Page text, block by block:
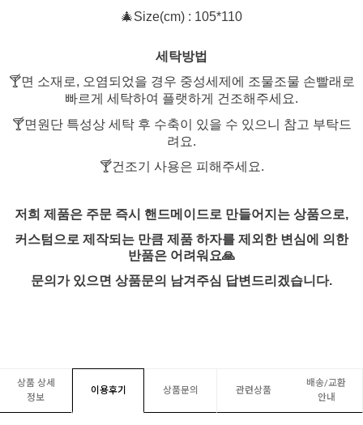
🎄Size(cm) : 105*110
세탁방법
🍸면 소재로, 오염되었을 경우 중성세제에 조물조물 손빨래로
빠르게 세탁하여 플랫하게 건조해주세요.
🍸면원단 특성상 세탁 후 수축이 있을 수 있으니 참고 부탁드
려요.
🍸건조기 사용은 피해주세요.
저희 제품은 주문 즉시 핸드메이드로 만들어지는 상품으로,
커스텀으로 제작되는 만큼 제품 하자를 제외한 변심에 의한
반품은 어려워요🙏
문의가 있으면 상품문의 남겨주심 답변드리겠습니다.
상품 상세
정보
이용후기 상품문의 관련상품
배송/교환
안내